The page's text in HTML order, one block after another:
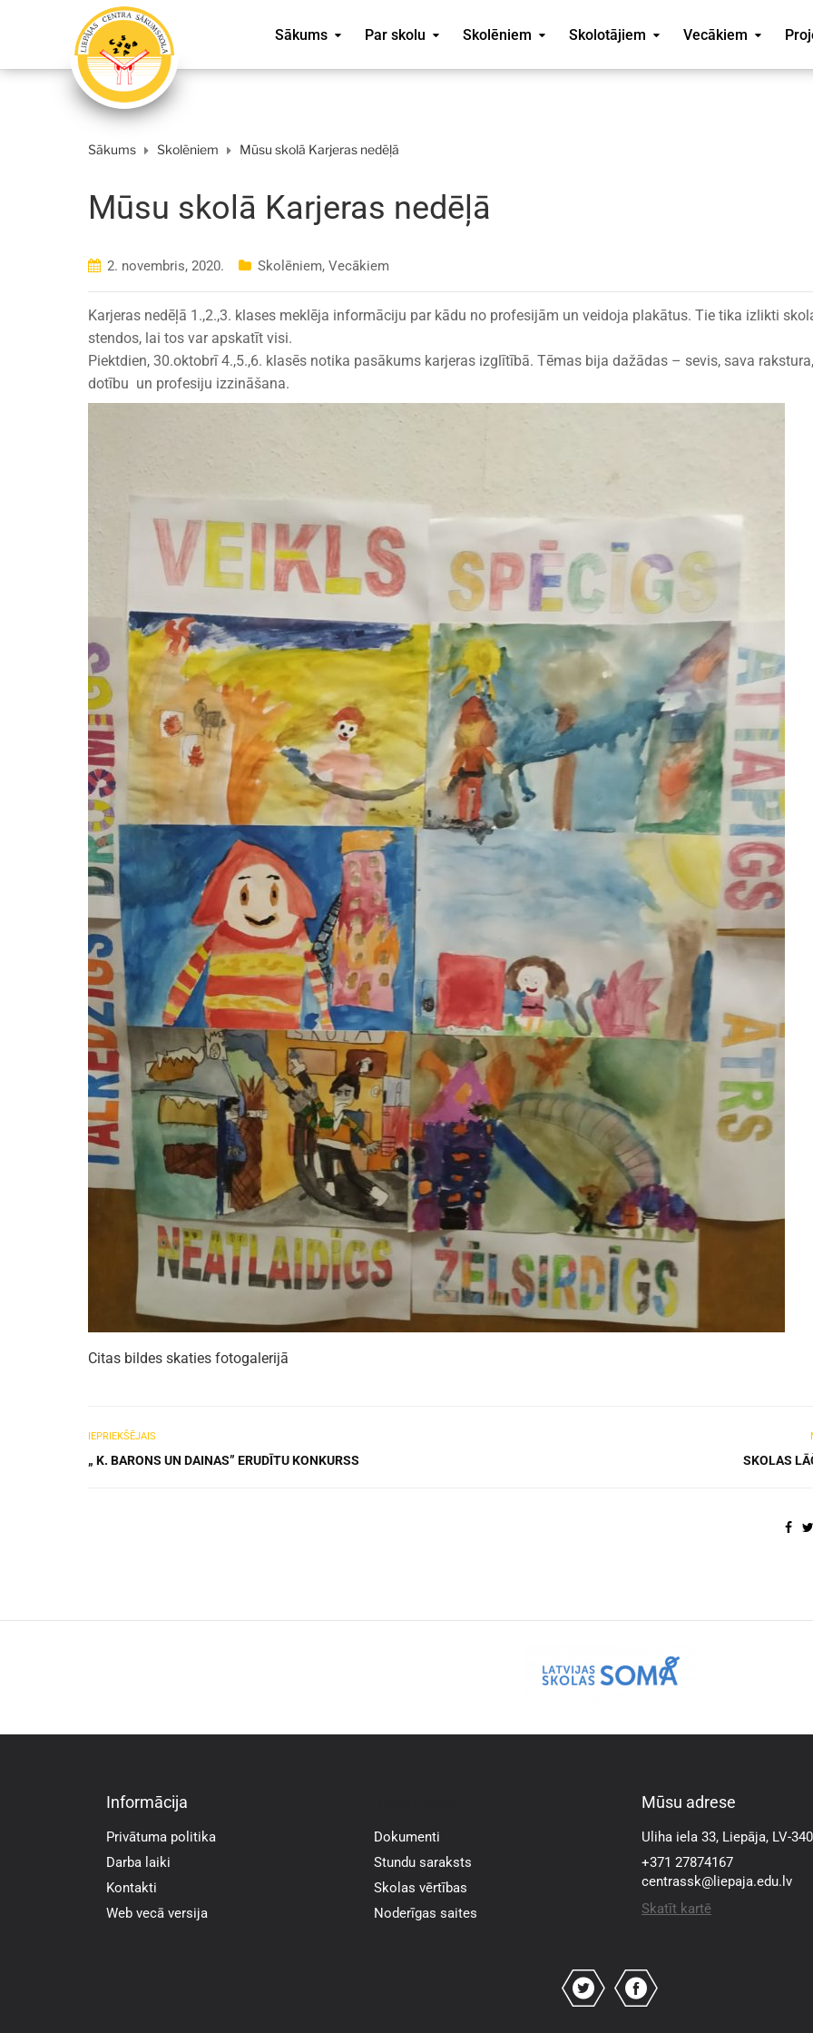
Sākums Par skolu Skolēniem Skolotājiem Vecākiem
Sākums Skolēniem Mūsu skolā Karjeras nedēļā
Mūsu skolā Karjeras nedēļā
2. novembris, 2020. Skolēniem, Vecākiem
Karjeras nedēļā 1.,2.,3. klases meklēja informāciju par kādu no profesijām un veidoja plakātus. Tie tika izlikti
stendos, lai tos var apskatīt visi.
Piektdien, 30.oktobrī 4.,5.,6. klasēs notika pasākums karjeras izglītībā. Tēmas bija dažādas – sevis, sava
dotību un profesiju izzināšana.
Citas bildes skaties fotogalerijā
IEPRIEKŠĒJAIS
„ K. BARONS UN DAINAS” ERUDĪTU KONKURSS SKOLAS
Informācija
Privātuma politika
Darba laiki
Kontakti
Web vecā versija
Dokumenti
Stundu saraksts
Skolas vērtības
Noderīgas saites
Mūsu adrese
Uliha iela 33, Liepāja, LV-
+371 27874167
centrassk@liepaja.edu.lv
Skatīt kartē